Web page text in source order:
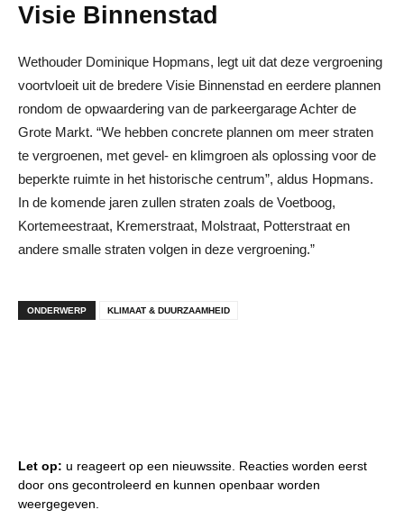
Visie Binnenstad
Wethouder Dominique Hopmans, legt uit dat deze vergroening
voortvloeit uit de bredere Visie Binnenstad en eerdere plannen
rondom de opwaardering van de parkeergarage Achter de
Grote Markt. “We hebben concrete plannen om meer straten
te vergroenen, met gevel- en klimgroen als oplossing voor de
beperkte ruimte in het historische centrum”, aldus Hopmans.
In de komende jaren zullen straten zoals de Voetboog,
Kortemeestraat, Kremerstraat, Molstraat, Potterstraat en
andere smalle straten volgen in deze vergroening.”
ONDERWERP KLIMAAT & DUURZAAMHEID
Let op: u reageert op een nieuwssite. Reacties worden eerst
door ons gecontroleerd en kunnen openbaar worden
weergegeven.